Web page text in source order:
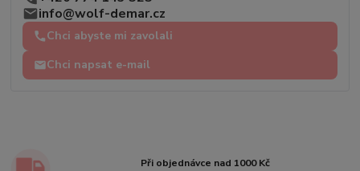
info@wolf-demar.cz
Chci abyste mi zavolali
Chci napsat e-mail
Při objednávce nad 1000 Kč